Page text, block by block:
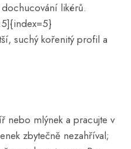
likérů.
suchý kořenitý profil a
nebo mlýnek a pracujte v
zbytečně nezahříval;